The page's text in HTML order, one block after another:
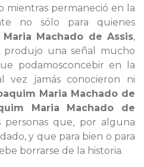
mientras permaneció en la
no sólo para quienes
Machado de Assis,
produjo una señal mucho
podamosconcebir en la
jamás conocieron ni
Maria Machado de
Maria Machado de
que, por alguna
y que para bien o para
borrarse de la historia.